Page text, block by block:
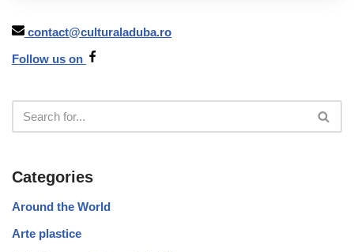
contact@culturaladuba.ro
Follow us on
Categories
Around the World
Arte plastice